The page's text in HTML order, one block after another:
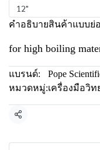
12"
คำอธิบายสินค้าแบบย่อ
for high boiling
แบรนด์:
Pope
หมวดหมู่:เครื่องมือวิท
แชร์